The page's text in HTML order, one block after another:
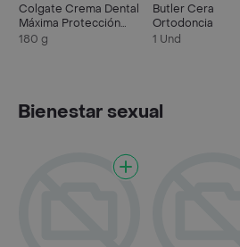
Colgate Crema Dental
Máxima Protección
Anticaries
180 g
Butler Cera
Ortodoncia
1 Und
Bienestar sexual